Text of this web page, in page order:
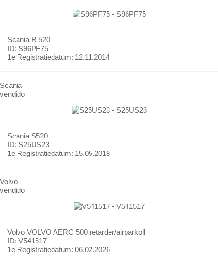
Scania R 520
ID: S96PF75
1e Registratiedatum: 12.11.2014
Scania
vendido
Scania S520
ID: S25US23
1e Registratiedatum: 15.05.2018
Volvo
vendido
Volvo VOLVO AERO 500 retarder/airparkoll
ID: V541517
1e Registratiedatum: 06.02.2026